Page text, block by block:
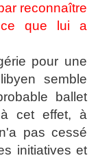
reconnaître
que lui a
pour une
semble
ballet
à cet effet, à
pas cessé
initiatives et